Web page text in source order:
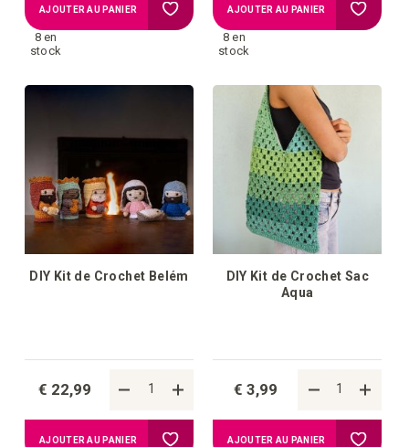
8 en
stock
AJOUTER AU PANIER Ajouter
8 en
stock
AJOUTER AU PANIER Ajouter
DIY Kit de Crochet Belém
€ 22,99
AJOUTER AU PANIER Ajouter
DIY Kit de Crochet Sac
Aqua
€ 3,99
AJOUTER AU PANIER Ajouter